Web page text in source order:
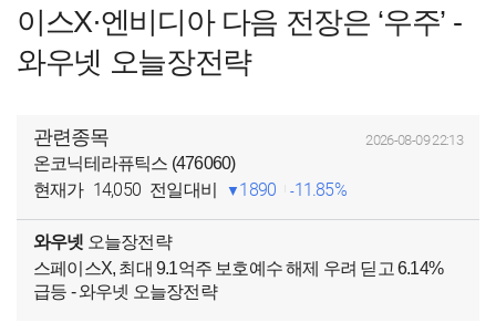
이스X·엔비디아 다음 전장은 ‘우주’ -
와우넷 오늘장전략
관련종목 2026-08-09 22:13
온코닉테라퓨틱스 (476060)
현재가 14,050 전일대비 1890 11.85%
와우넷 오늘장전략
스페이스X, 최대 9.1억주 보호예수 해제 우려 딛고 6.14%
급등 - 와우넷 오늘장전략